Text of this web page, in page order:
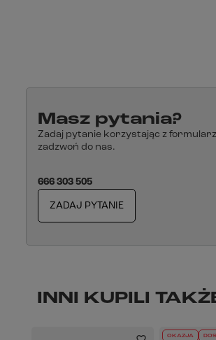
Masz pytania?
Zadaj pytanie korzystając z
zadzwoń do nas.
666 303 505
ZADAJ PYTANIE
INNI KUPILI
OKAZJA